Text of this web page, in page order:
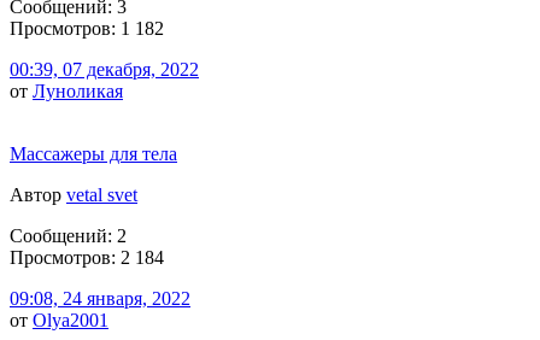
Сообщений: 3
Просмотров: 1 182
00:39, 07 декабря, 2022
от Луноликая
Массажеры для тела
Автор vetal svet
Сообщений: 2
Просмотров: 2 184
09:08, 24 января, 2022
от Olya2001